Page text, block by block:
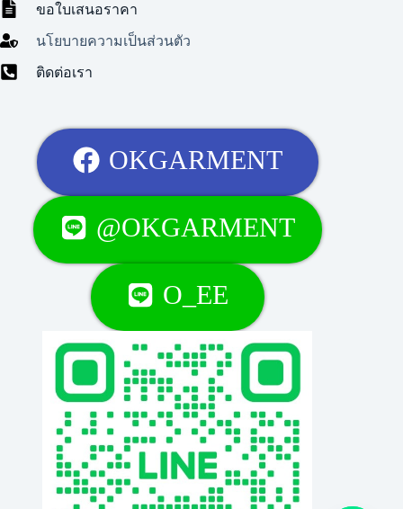
ขอใบเสนอราคา
นโยบายความเป็นส่วนตัว
ติดต่อเรา
OKGARMENT
@OKGARMENT
O_EE